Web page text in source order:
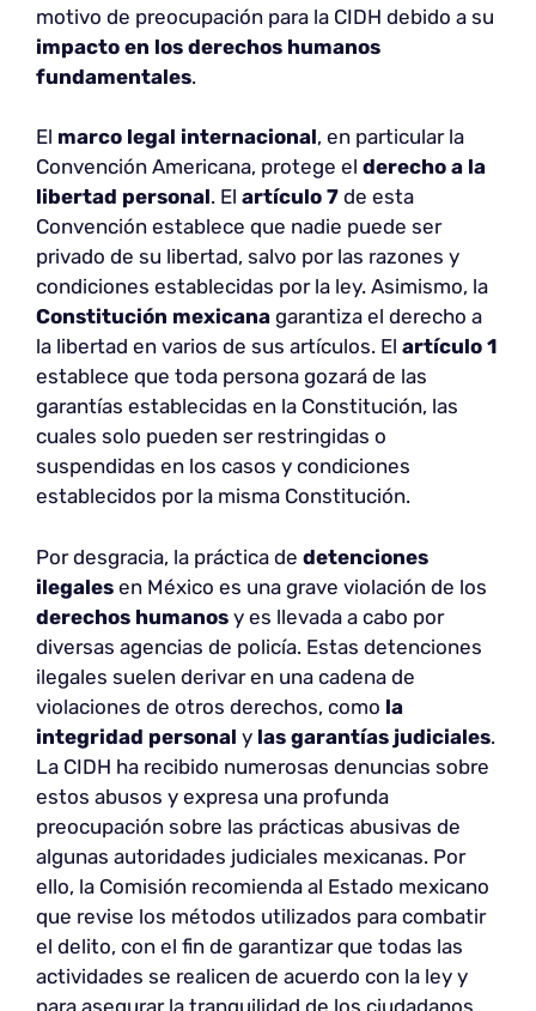
motivo de preocupación para la CIDH debido a su
impacto en los derechos humanos
fundamentales.
El marco legal internacional, en particular la
Convención Americana, protege el derecho a la
libertad personal. El artículo 7 de esta
Convención establece que nadie puede ser
privado de su libertad, salvo por las razones y
condiciones establecidas por la ley. Asimismo, la
Constitución mexicana garantiza el derecho a
la libertad en varios de sus artículos. El artículo 1
establece que toda persona gozará de las
garantías establecidas en la Constitución, las
cuales solo pueden ser restringidas o
suspendidas en los casos y condiciones
establecidos por la misma Constitución.
Por desgracia, la práctica de detenciones
ilegales en México es una grave violación de los
derechos humanos y es llevada a cabo por
diversas agencias de policía. Estas detenciones
ilegales suelen derivar en una cadena de
violaciones de otros derechos, como la
integridad personal y las garantías judiciales.
La CIDH ha recibido numerosas denuncias sobre
estos abusos y expresa una profunda
preocupación sobre las prácticas abusivas de
algunas autoridades judiciales mexicanas. Por
ello, la Comisión recomienda al Estado mexicano
que revise los métodos utilizados para combatir
el delito, con el fin de garantizar que todas las
actividades se realicen de acuerdo con la ley y
para asegurar la tranquilidad de los ciudadanos